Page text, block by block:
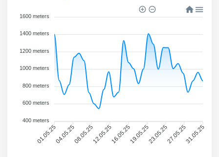
01.05.2504.05.2508.05.2512.05.2516.05.2519.05.2523.05.2527.05.2531.05.25
1600 meters
1400 meters
1200 meters
1000 meters
800 meters
600 meters
400 meters